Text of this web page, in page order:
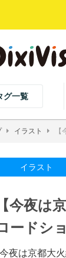
グ一覧
イラスト
イラスト
【今夜は
ードショ